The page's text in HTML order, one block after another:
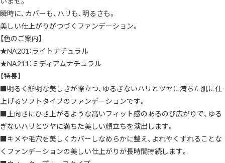
ー
シ
ョ
ン
0.5g*1
枚
ミ
ニ
パ
フ
付
き
お
試
し
サ
シ
ェ
サ
ン
プ
ル
ト
瞬時に、カバーも、ハリも、明るさも。
美しい仕上がりがつづくファンデーション。
【色のご案内】
★NA201：ライトナチュラル
★NA211：ミディアムナチュラル
【特長】
■明るく鮮明な美しさが際立つ、ゆるぎないハリとツヤに満ちた肌に仕
上げるソフトタイプのファンデーションです。
■上向きにひき上がるような高いフィット感のあるのび広がりで、ゆる
ぎないハリとツヤに満ちた美しい顔立ちを演出します。
■キメや毛穴を美しくカバーしなめらかに整え、よれやくずれることな
くファンデーションの美しい仕上がりが長時間持続します。